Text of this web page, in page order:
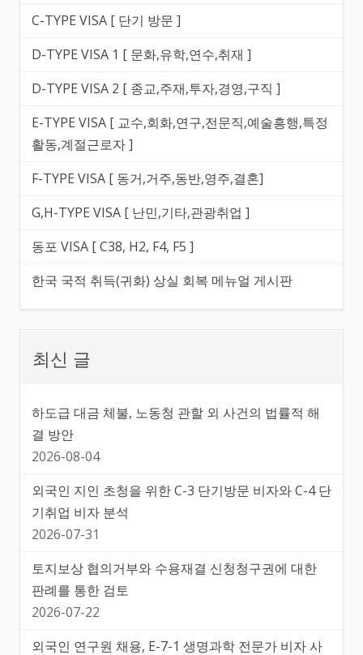
C-TYPE VISA [ 단기 방문 ]
D-TYPE VISA 1 [ 문화,유학,연수,취재 ]
D-TYPE VISA 2 [ 종교,주재,투자,경영,구직 ]
E-TYPE VISA [ 교수,회화,연구,전문직,예술흥행,특정
활동,계절근로자 ]
F-TYPE VISA [ 동거,거주,동반,영주,결혼]
G,H-TYPE VISA [ 난민,기타,관광취업 ]
동포 VISA [ C38, H2, F4, F5 ]
한국 국적 취득(귀화) 상실 회복 메뉴얼 게시판
최신 글
하도급 대금 체불, 노동청 관할 외 사건의 법률적 해
결 방안
2026-08-04
외국인 지인 초청을 위한 C-3 단기방문 비자와 C-4 단
기취업 비자 분석
2026-07-31
토지보상 협의거부와 수용재결 신청청구권에 대한
판례를 통한 검토
2026-07-22
외국인 연구원 채용, E-7-1 생명과학 전문가 비자 사